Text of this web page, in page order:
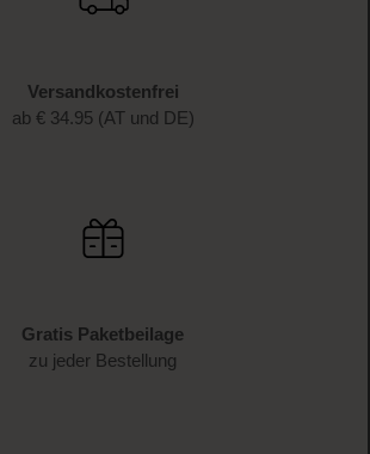
Versandkostenfrei
ab € 34.95 (AT und DE)
Gratis Paketbeilage
zu jeder Bestellung